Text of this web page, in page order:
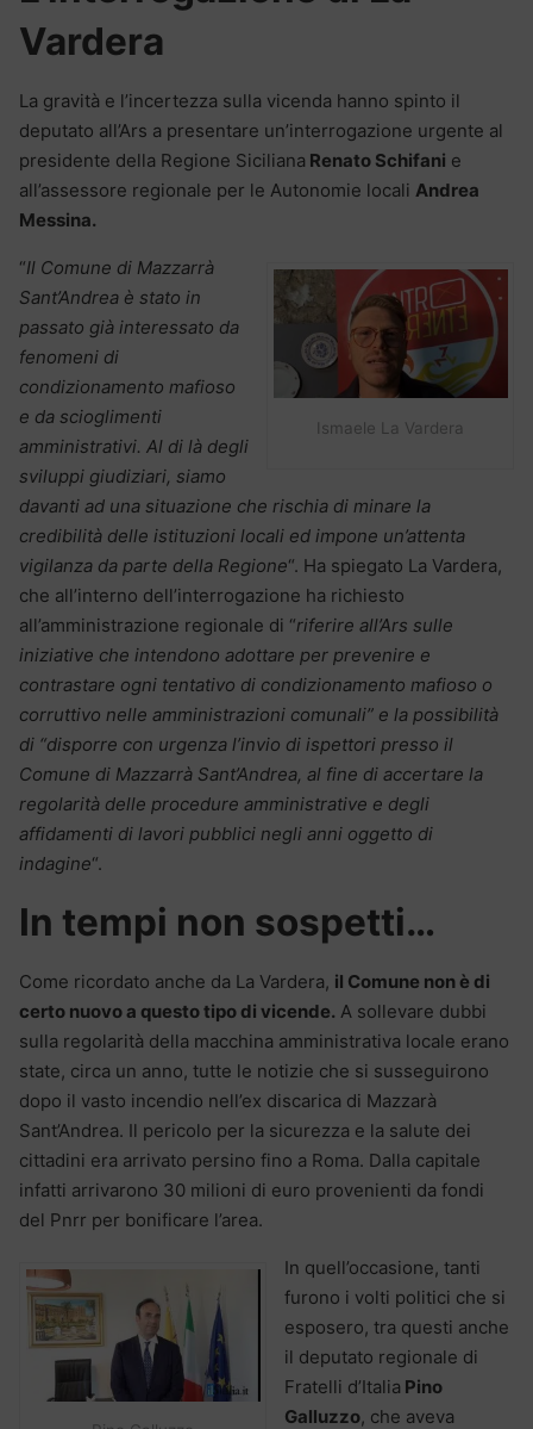
Vardera
La gravità e l’incertezza sulla vicenda hanno spinto il
deputato all’Ars a presentare un’interrogazione urgente al
presidente della Regione Siciliana Renato Schifani e
all’assessore regionale per le Autonomie locali Andrea
Messina.
Ismaele La Vardera
“Il Comune di Mazzarrà
Sant’Andrea è stato in
passato già interessato da
fenomeni di
condizionamento mafioso
e da scioglimenti
amministrativi. Al di là degli
sviluppi giudiziari, siamo
davanti ad una situazione che rischia di minare la
credibilità delle istituzioni locali ed impone un’attenta
vigilanza da parte della Regione“. Ha spiegato La Vardera,
che all’interno dell’interrogazione ha richiesto
all’amministrazione regionale di “riferire all’Ars sulle
iniziative che intendono adottare per prevenire e
contrastare ogni tentativo di condizionamento mafioso o
corruttivo nelle amministrazioni comunali” e la possibilità
di “disporre con urgenza l’invio di ispettori presso il
Comune di Mazzarrà Sant’Andrea, al fine di accertare la
regolarità delle procedure amministrative e degli
affidamenti di lavori pubblici negli anni oggetto di
indagine“.
In tempi non sospetti…
Come ricordato anche da La Vardera, il Comune non è di
certo nuovo a questo tipo di vicende. A sollevare dubbi
sulla regolarità della macchina amministrativa locale erano
state, circa un anno, tutte le notizie che si susseguirono
dopo il vasto incendio nell’ex discarica di Mazzarà
Sant’Andrea. Il pericolo per la sicurezza e la salute dei
cittadini era arrivato persino fino a Roma. Dalla capitale
infatti arrivarono 30 milioni di euro provenienti da fondi
del Pnrr per bonificare l’area.
In quell’occasione, tanti
furono i volti politici che si
esposero, tra questi anche
il deputato regionale di
Fratelli d’Italia Pino
Galluzzo, che aveva